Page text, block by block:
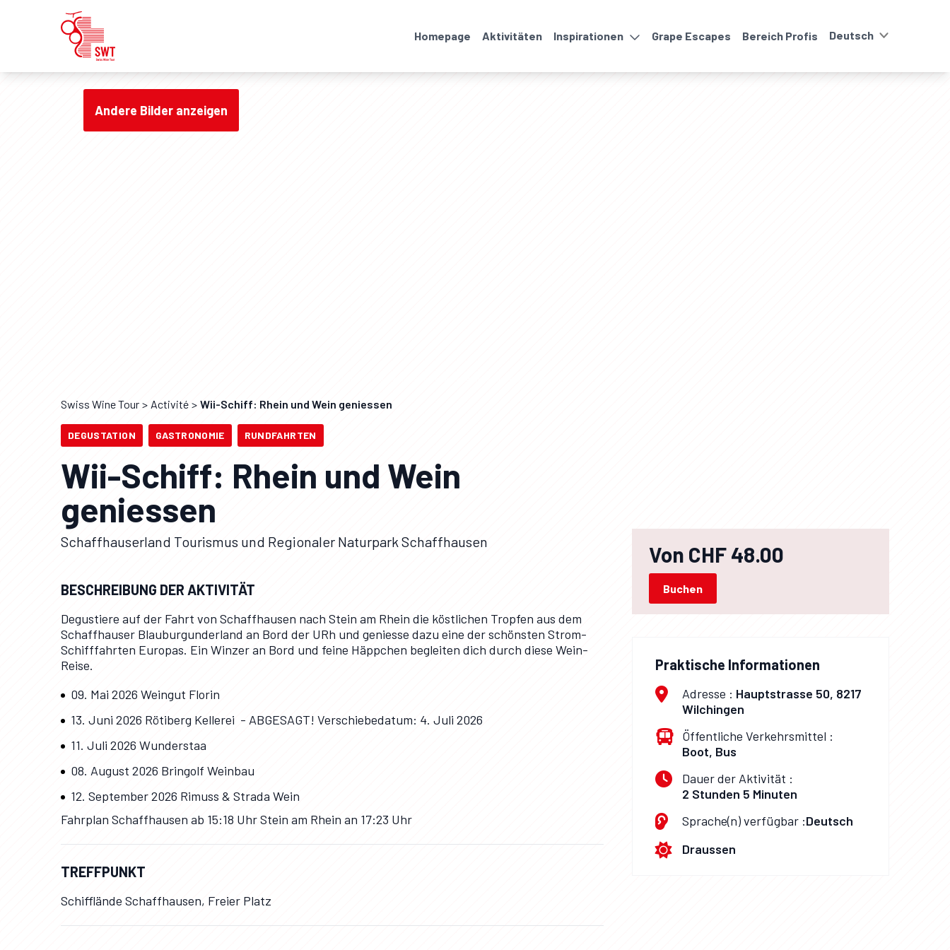
Homepage Aktivitäten Inspirationen Grape Escapes Bereich Profis
DEGUSTATION GASTRONOMIE RUNDFAHRTEN
Wii-Schiff: Rhein und Wein
geniessen
Schaffhauserland Tourismus und Regionaler Naturpark Schaffhausen
Andere Bilder anzeigen
Swiss Wine Tour Activité Wii-Schiff: Rhein und Wein geniessen
BESCHREIBUNG DER AKTIVITÄT
Degustiere auf der Fahrt von Schaffhausen nach Stein am Rhein die köstlichen Tropfen aus dem
Schaffhauser Blauburgunderland an Bord der URh und geniesse dazu eine der schönsten Strom-
Schifffahrten Europas. Ein Winzer an Bord und feine Häppchen begleiten dich durch diese Wein-
Reise.
09. Mai 2026 Weingut Florin
13. Juni 2026 Rötiberg Kellerei - ABGESAGT! Verschiebedatum: 4. Juli 2026
11. Juli 2026 Wunderstaa
08. August 2026 Bringolf Weinbau
12. September 2026 Rimuss & Strada Wein
Fahrplan Schaffhausen ab 15:18 Uhr Stein am Rhein an 17:23 Uhr
TREFFPUNKT
Schifflände Schaffhausen, Freier Platz
Von CHF 48.00
Buchen
Praktische Informationen
Adresse : Hauptstrasse 50, 8217
Wilchingen
Öffentliche Verkehrsmittel :
Boot, Bus
Dauer der Aktivität :
2 Stunden 5 Minuten
Sprache(n) verfügbar :Deutsch
Draussen